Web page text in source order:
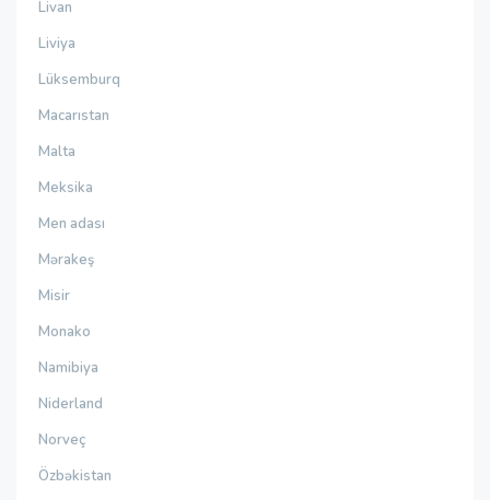
Livan
Liviya
Lüksemburq
Macarıstan
Malta
Meksika
Men adası
Mərakeş
Misir
Monako
Namibiya
Niderland
Norveç
Özbəkistan